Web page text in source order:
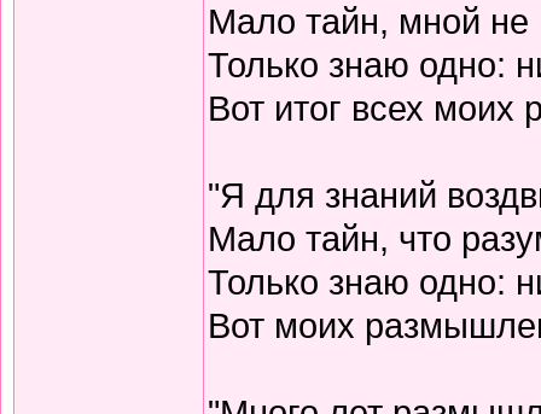
Мало тайн, мной не
Только знаю одно:
Вот итог всех моих
"Я для знаний
Мало тайн, что
Только знаю одно:
Вот моих